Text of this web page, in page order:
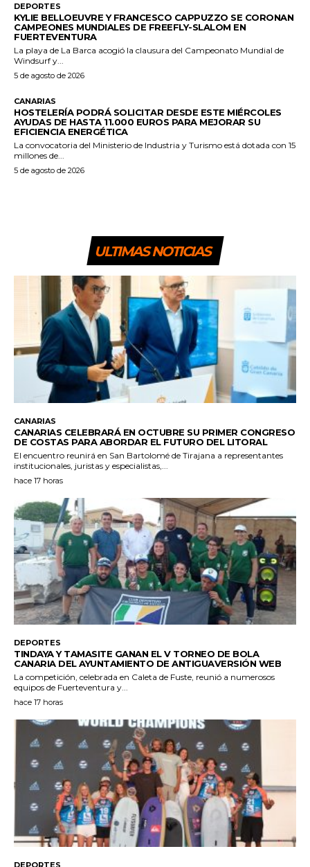
DEPORTES
KYLIE BELLOEUVRE Y FRANCESCO CAPPUZZO SE CORONAN
CAMPEONES MUNDIALES DE FREEFLY-SLALOM EN
FUERTEVENTURA
La playa de La Barca acogió la clausura del Campeonato Mundial de
Windsurf y...
5 de agosto de 2026
CANARIAS
HOSTELERÍA PODRÁ SOLICITAR DESDE ESTE MIÉRCOLES
AYUDAS DE HASTA 11.000 EUROS PARA MEJORAR SU
EFICIENCIA ENERGÉTICA
La convocatoria del Ministerio de Industria y Turismo está dotada con 15
millones de...
5 de agosto de 2026
ULTIMAS NOTICIAS
CANARIAS
CANARIAS CELEBRARÁ EN OCTUBRE SU PRIMER CONGRESO
DE COSTAS PARA ABORDAR EL FUTURO DEL LITORAL
El encuentro reunirá en San Bartolomé de Tirajana a representantes
institucionales, juristas y especialistas,...
hace 17 horas
DEPORTES
TINDAYA Y TAMASITE GANAN EL V TORNEO DE BOLA
CANARIA DEL AYUNTAMIENTO DE ANTIGUAVERSIÓN WEB
La competición, celebrada en Caleta de Fuste, reunió a numerosos
equipos de Fuerteventura y...
hace 17 horas
DEPORTES